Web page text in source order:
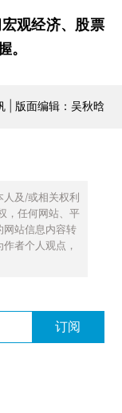
宏观经济、股票
。
| 版面编辑：吴秋晗
及/或相关权利
，任何网站、平
网站信息内容转
者个人观点，
订阅